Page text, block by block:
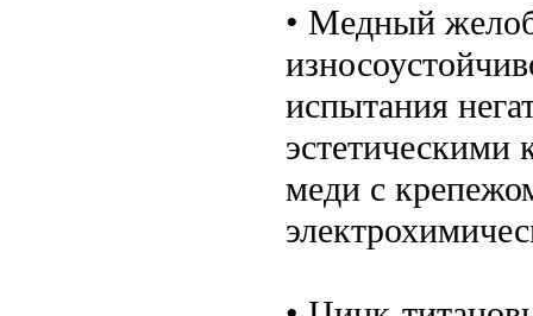
• Медный
испытания
эстетическими
меди с